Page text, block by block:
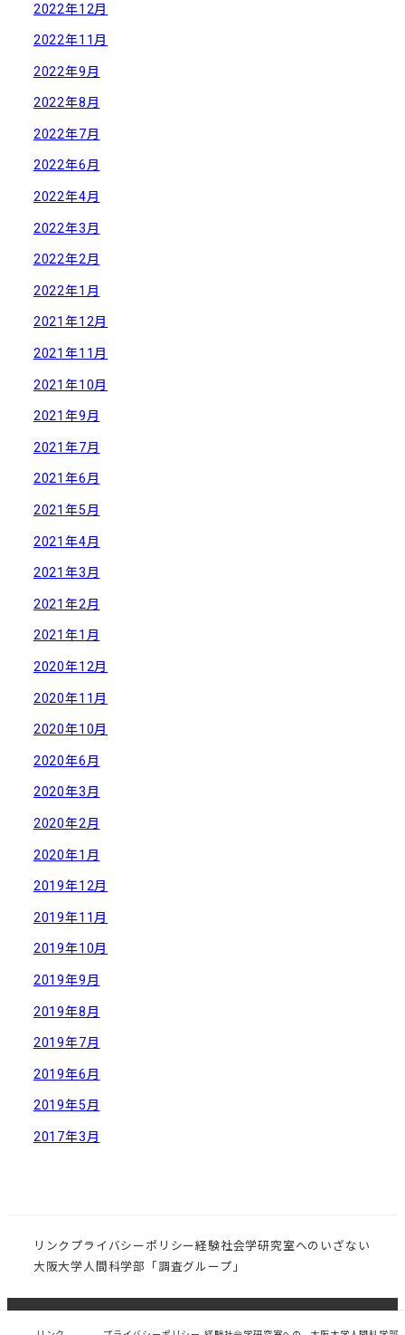
2022年12月
2022年11月
2022年9月
2022年8月
2022年7月
2022年6月
2022年4月
2022年3月
2022年2月
2022年1月
2021年12月
2021年11月
2021年10月
2021年9月
2021年7月
2021年6月
2021年5月
2021年4月
2021年3月
2021年2月
2021年1月
2020年12月
2020年11月
2020年10月
2020年6月
2020年3月
2020年2月
2020年1月
2019年12月
2019年11月
2019年10月
2019年9月
2019年8月
2019年7月
2019年6月
2019年5月
2017年3月
リンク プライバシーポリシー経験社会学研究室へのいざない
大阪大学人間科学部「調査グループ」